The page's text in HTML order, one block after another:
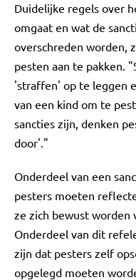
Duidelijke regels over
omgaat en wat de
overschreden worden,
pesten aan te pakken.
'straffen' op te leggen
van een kind om te
sancties zijn, denken
door'."
Onderdeel van een
pesters moeten
ze zich bewust worden
Onderdeel van dit
zijn dat pesters zelf
opgelegd moeten